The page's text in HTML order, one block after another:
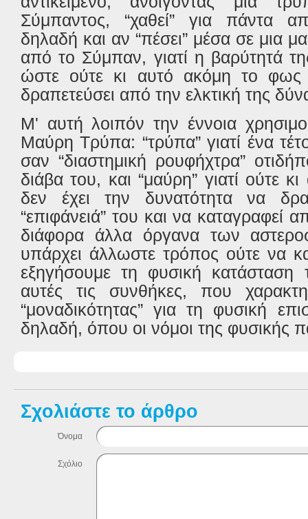
Σύμπαντος, “χαθεί” για πάντα
δηλαδή και αν “πέσει” μέσα σε μια
από το Σύμπαν, γιατί η βαρύτητά
ώστε ούτε κι αυτό ακόμη το
δραπετεύσει από την ελκτική της
Μ' αυτή λοιπόν την έννοια
Mαύρη Tρύπα: “τρύπα” γιατί ένα
σαν “διαστημική ρουφήχτρα”
διάβα του, και “μαύρη” γιατί ούτε
δεν έχει την δυνατότητα να
“επιφάνειά” του και να καταγραφεί
διάφορα άλλα όργανα των
υπάρχει άλλωστε τρόπος ούτε να
εξηγήσουμε τη φυσική
αυτές τις συνθήκες, που
“μοναδικότητας” για τη φυσική
δηλαδή, όπου οι νόμοι της φυσικής
Σχολιάστε το άρθρο
Όνομα
Σχόλιο